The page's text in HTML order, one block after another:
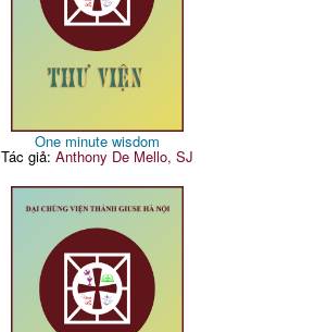
One minute wisdom
Tác giả: Anthony De Mello, SJ